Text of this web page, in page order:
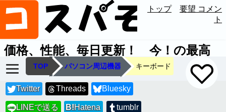
トップ
要望 コメン
ト
価格、性能、毎日更新！ 今！の最高
のコスパを見つけます
TOP パソコン周辺機器 キーボード
Twitter Threads Bluesky
LINE LINEで送る B!Hatena tumblr